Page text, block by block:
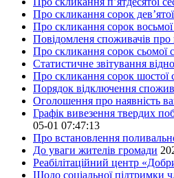
Про скликання сорок
Про скликання сорок
Повідомленя споживачів про
Про скликання сорок сьомої
Статистичне звітування
Про скликання сорок шостої
Порядок відключення
Оголошення про наявність
Графік вивезення твердих
05-01 07:47:13
Про встановлення
До уваги жителів громади
Реабілітаційний центр
Щодо соціальної підтримки